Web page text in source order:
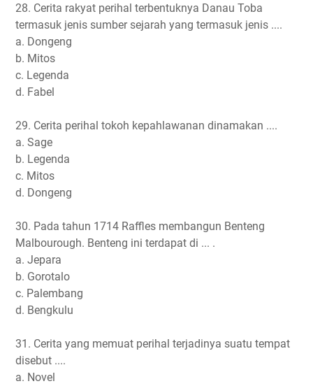
28. Cerita rakyat perihal terbentuknya Danau Toba
termasuk jenis sumber sejarah yang termasuk jenis ....
a. Dongeng
b. Mitos
c. Legenda
d. Fabel
29. Cerita perihal tokoh kepahlawanan dinamakan ....
a. Sage
b. Legenda
c. Mitos
d. Dongeng
30. Pada tahun 1714 Raffles membangun Benteng
Malbourough. Benteng ini terdapat di ... .
a. Jepara
b. Gorotalo
c. Palembang
d. Bengkulu
31. Cerita yang memuat perihal terjadinya suatu tempat
disebut ....
a. Novel